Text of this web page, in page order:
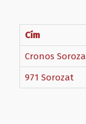
Cím
Cronos
971 Sorozat